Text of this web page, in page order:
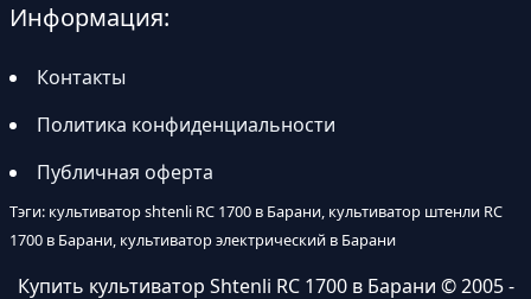
Информация:
Контакты
Политика конфиденциальности
Публичная оферта
Тэги: культиватор shtenli RC 1700 в Барани, культиватор штенли RC
1700 в Барани, культиватор электрический в Барани
Купить культиватор Shtenli RC 1700 в Барани © 2005 -